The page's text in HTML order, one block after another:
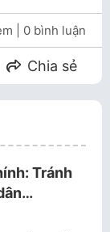
| 0 bình luận
Chia sẻ
Tránh